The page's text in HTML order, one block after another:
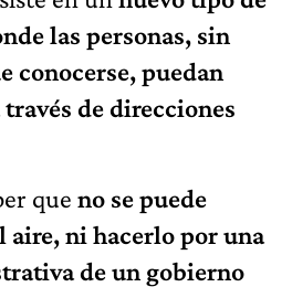
las personas, sin
conocerse, puedan
de direcciones
que no se puede
ni hacerlo por una
de un gobierno